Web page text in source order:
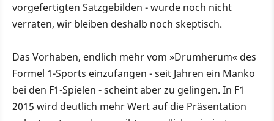
vorgefertigten Satzgebilden - wurde noch nicht
verraten, wir bleiben deshalb noch skeptisch.
Das Vorhaben, endlich mehr vom »Drumherum« des
Formel 1-Sports einzufangen - seit Jahren ein Manko
bei den F1-Spielen - scheint aber zu gelingen. In F1
2015 wird deutlich mehr Wert auf die Präsentation